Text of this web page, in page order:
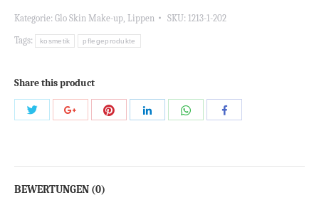
Kategorie: Glo Skin Make-up Lippen SKU: 1213-1-202
Tags: kosmetik pflegeprodukte
Share this product
Share
Share
Share
Share
Share
BEWERTUNGEN (0)